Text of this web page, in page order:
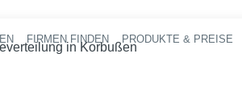
Haupt-Navigation
FIRMEN FINDEN PRODUKTE & PREISE
in Korbußen